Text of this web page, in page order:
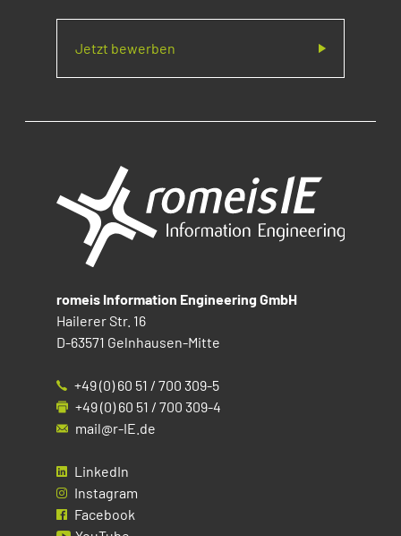
Jetzt bewerben
romeis Information Engineering GmbH
Hailerer Str. 16
D-63571 Gelnhausen-Mitte
+49 (0) 60 51 / 700 309-5
+49 (0) 60 51 / 700 309-4
mail@r-IE.de
LinkedIn
Instagram
Facebook